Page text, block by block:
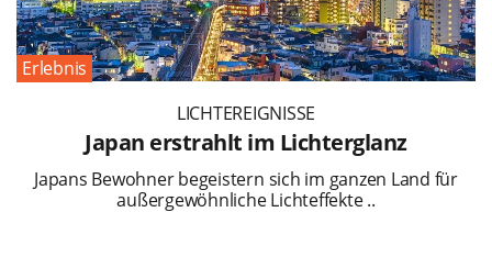
Erlebnis
LICHTEREIGNISSE
Japan erstrahlt im Lichterglanz
Japans Bewohner begeistern sich im ganzen Land für
außergewöhnliche Lichteffekte ..